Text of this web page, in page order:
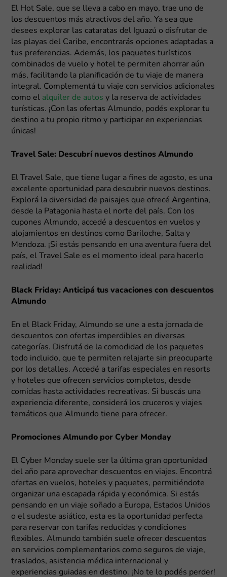
El Hot Sale, que se lleva a cabo en mayo, trae uno de
los descuentos más atractivos del año. Ya sea que
desees explorar las cataratas del Iguazú o disfrutar de
las playas del Caribe, encontrarás opciones adaptadas a
tus preferencias. Además, los paquetes turísticos
combinados de vuelo y hotel te permiten ahorrar aún
más, facilitando la planificación de tu viaje de manera
integral. Complementá tu viaje con servicios adicionales
como el alquiler de autos y la reserva de actividades
turísticas. ¡Con las ofertas Almundo, podés explorar tu
destino a tu propio ritmo y participar en experiencias
únicas!
Travel Sale: Descubrí nuevos destinos Almundo
El Travel Sale, que tiene lugar a fines de agosto, es una
excelente oportunidad para descubrir nuevos destinos.
Explorá la diversidad de paisajes que ofrecé Argentina,
desde la Patagonia hasta el norte del país. Con los
cupones Almundo, accedé a descuentos en vuelos y
alojamientos en destinos como Bariloche, Salta y
Mendoza. ¡Si estás pensando en una aventura fuera del
país, el Travel Sale es el momento ideal para hacerlo
realidad!
Black Friday: Anticipá tus vacaciones con descuentos
Almundo
En el Black Friday, Almundo se une a esta jornada de
descuentos con ofertas imperdibles en diversas
categorías. Disfrutá de la comodidad de los paquetes
todo incluido, que te permiten relajarte sin preocuparte
por los detalles. Accedé a tarifas especiales en resorts
y hoteles que ofrecen servicios completos, desde
comidas hasta actividades recreativas. Si buscás una
experiencia diferente, considerá los cruceros y viajes
temáticos que Almundo tiene para ofrecer.
Promociones Almundo por Cyber Monday
El Cyber Monday suele ser la última gran oportunidad
del año para aprovechar descuentos en viajes. Encontrá
ofertas en vuelos, hoteles y paquetes, permitiéndote
organizar una escapada rápida y económica. Si estás
pensando en un viaje soñado a Europa, Estados Unidos
o el sudeste asiático, esta es la oportunidad perfecta
para reservar con tarifas reducidas y condiciones
flexibles. Almundo también suele ofrecer descuentos
en servicios complementarios como seguros de viaje,
traslados, asistencia médica internacional y
experiencias guiadas en destino. ¡No te lo podés perder!